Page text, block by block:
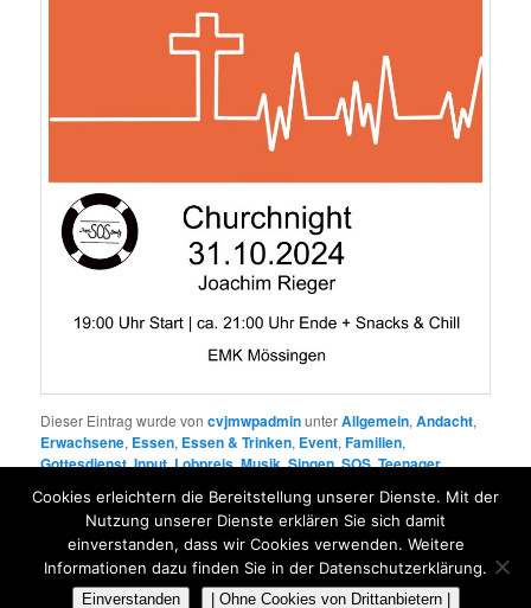
Dieser Eintrag wurde voncvjmwpadminunterAllgemein,Andacht,
Erwachsene, Essen, Essen & Trinken, Event,Familien,
Gottesdienst,Input,Lobpreis,Musik,Singen,SOS,Teenager,
Permalink .
Datenschutzerklärung Stolz präsentiert von WordPress
Cookies erleichtern die Bereitstellung unserer Dienste. Mit der
Nutzung unserer Dienste erklären Sie sich damit
einverstanden, dass wir Cookies verwenden. Weitere
Informationen dazu finden Sie in der Datenschutzerklärung.
Einverstanden | Ohne Cookies von Drittanbietern |